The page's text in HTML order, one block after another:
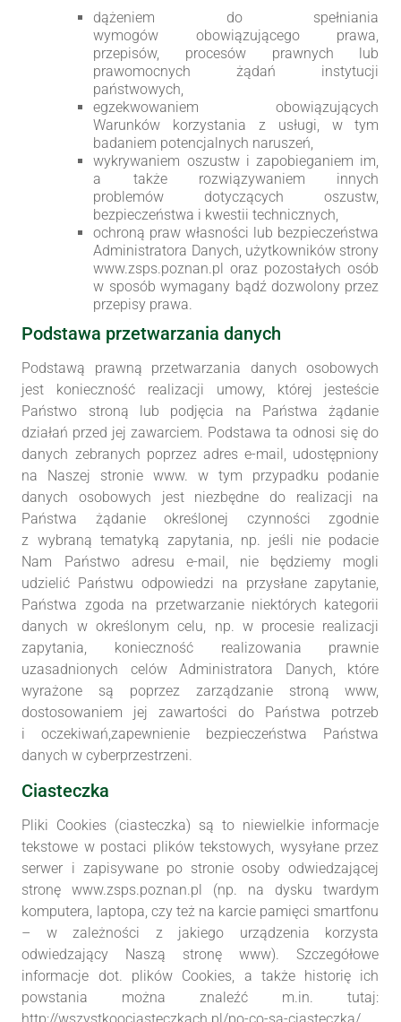
dążeniem do spełniania
wymogów obowiązującego prawa,
przepisów, procesów prawnych lub
prawomocnych żądań instytucji
państwowych,
egzekwowaniem obowiązujących
Warunków korzystania z usługi, w tym
badaniem potencjalnych naruszeń,
wykrywaniem oszustw i zapobieganiem im,
a także rozwiązywaniem innych
problemów dotyczących oszustw,
bezpieczeństwa i kwestii technicznych,
ochroną praw własności lub bezpieczeństwa
Administratora Danych, użytkowników strony
www.zsps.poznan.pl oraz pozostałych osób
w sposób wymagany bądź dozwolony przez
przepisy prawa.
Podstawa przetwarzania danych
Podstawą prawną przetwarzania danych osobowych
jest konieczność realizacji umowy, której jesteście
Państwo stroną lub podjęcia na Państwa żądanie
działań przed jej zawarciem. Podstawa ta odnosi się do
danych zebranych poprzez adres e-mail, udostępniony
na Naszej stronie www. w tym przypadku podanie
danych osobowych jest niezbędne do realizacji na
Państwa żądanie określonej czynności zgodnie
z wybraną tematyką zapytania, np. jeśli nie podacie
Nam Państwo adresu e-mail, nie będziemy mogli
udzielić Państwu odpowiedzi na przysłane zapytanie,
Państwa zgoda na przetwarzanie niektórych kategorii
danych w określonym celu, np. w procesie realizacji
zapytania, konieczność realizowania prawnie
uzasadnionych celów Administratora Danych, które
wyrażone są poprzez zarządzanie stroną www,
dostosowaniem jej zawartości do Państwa potrzeb
i oczekiwań,zapewnienie bezpieczeństwa Państwa
danych w cyberprzestrzeni.
Ciasteczka
Pliki Cookies (ciasteczka) są to niewielkie informacje
tekstowe w postaci plików tekstowych, wysyłane przez
serwer i zapisywane po stronie osoby odwiedzającej
stronę www.zsps.poznan.pl (np. na dysku twardym
komputera, laptopa, czy też na karcie pamięci smartfonu
– w zależności z jakiego urządzenia korzysta
odwiedzający Naszą stronę www). Szczegółowe
informacje dot. plików Cookies, a także historię ich
powstania można znaleźć m.in. tutaj: